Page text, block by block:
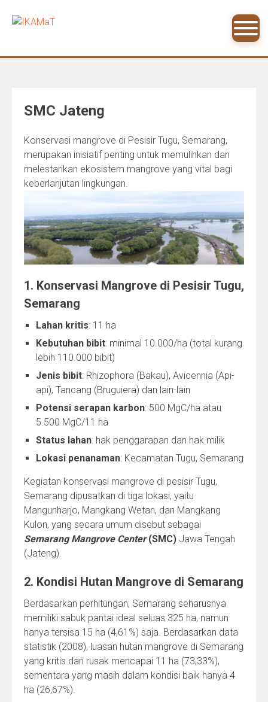
SMC Jateng
Konservasi mangrove di Pesisir Tugu, Semarang,
merupakan inisiatif penting untuk memulihkan dan
melestarikan ekosistem mangrove yang vital bagi
keberlanjutan lingkungan.
1. Konservasi Mangrove di Pesisir Tugu,
Semarang
Lahan kritis: 11 ha
Kebutuhan bibit: minimal 10.000/ha (total kurang
lebih 110.000 bibit)
Jenis bibit: Rhizophora (Bakau), Avicennia (Api-
api), Tancang (Bruguiera) dan lain-lain
Potensi serapan karbon: 500 MgC/ha atau
5.500 MgC/11 ha
Status lahan: hak penggarapan dan hak milik
Lokasi penanaman: Kecamatan Tugu, Semarang
Kegiatan konservasi mangrove di pesisir Tugu,
Semarang dipusatkan di tiga lokasi, yaitu
Mangunharjo, Mangkang Wetan, dan Mangkang
Kulon, yang secara umum disebut sebagai
Semarang Mangrove Center(SMC) Jawa Tengah
(Jateng).
2. Kondisi Hutan Mangrove di Semarang
Berdasarkan perhitungan, Semarang seharusnya
memiliki sabuk pantai ideal seluas 325 ha, namun
hanya tersisa 15 ha (4,61%) saja. Berdasarkan data
statistik (2008), luasan hutan mangrove di Semarang
yang kritis dan rusak mencapai 11 ha (73,33%),
sementara yang masih dalam kondisi baik hanya 4
ha (26,67%).